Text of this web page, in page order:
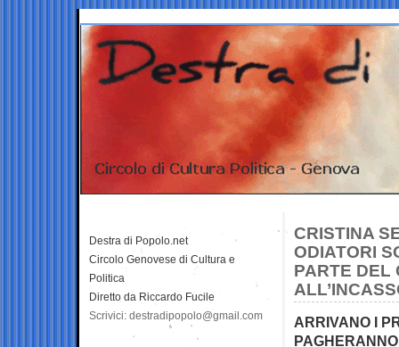
CRISTINA
ODIATORI
PARTE DEL
ARRIVANO I
Destra di Popolo.net
Circolo Genovese di Cultura e
Politica
Diretto da Riccardo Fucile
Scrivici: destradipopolo@gmail.com